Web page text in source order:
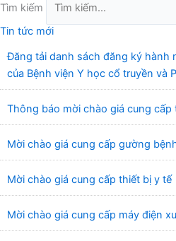
Tìm kiếm
Tin tức mới
Đăng tải danh sách đăng ký hành
của Bệnh viện Y học cổ truyền và
Nhơn (22/6/2026)
Thông báo mời chào giá cung cấp
Mời chào giá cung cấp gường
Mời chào giá cung cấp thiết bị y tế
Mời chào giá cung cấp máy điện